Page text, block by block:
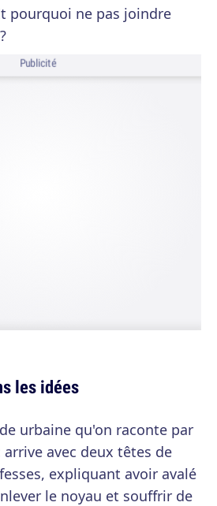
pourquoi ne pas joindre
Publicité
les idées
urbaine qu'on raconte par
avec deux têtes de
expliquant avoir avalé
le noyau et souffrir de